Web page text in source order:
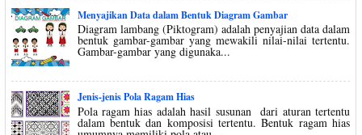
Menyajikan Data dalam Bentuk Diagram Gambar
Diagram lambang (Piktogram) adalah penyajian data dalam
bentuk gambar-gambar yang mewakili nilai-nilai tertentu.
Gambar-gambar yang digunaka...
Jenis-jenis Pola Ragam Hias
Pola ragam hias adalah hasil susunan dari aturan tertentu
dalam bentuk dan komposisi tertentu. Bentuk ragam hias